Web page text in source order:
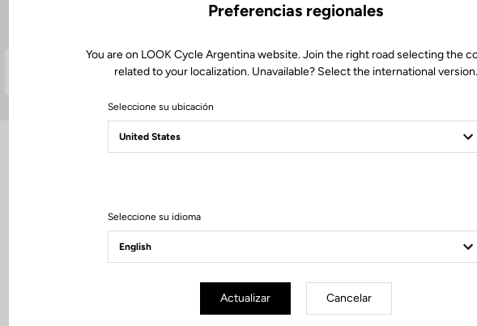
Especificaciones técnicas
Preferencias regionales
You are on LOOK Cycle Argentina website. Join the right road selecting the
related to your localization. Unavailable? Select the international version.
Seleccione su ubicación
Seleccione su idioma
Actualizar Cancelar